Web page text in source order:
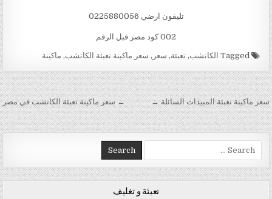
تليفون ارضي 0225880056
002 كود مصر قبل الرقم
Tagged الكاتشب,تعبئة, سعر , سعر ماكينة تعبئة الكاتشب, ماكينة
تصفّح المقالات ← سعر ماكينة تعبئة الكاتشب في مصر سعر ماكينة تعبئة المبيدات السائلة →
Search for:
تعبئة و تغليف